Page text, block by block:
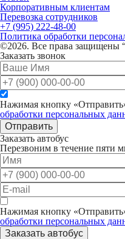
Корпоративным клиентам
Перевозка сотрудников
+7 (995) 222-48-00
Политика обработки
©2026. Все права защищены
Заказать звонок
Нажимая кнопку
обработки персональных
Отправить
Заказать автобус
Перезвоним в течение пяти
Нажимая кнопку
обработки персональных
Заказать автобус